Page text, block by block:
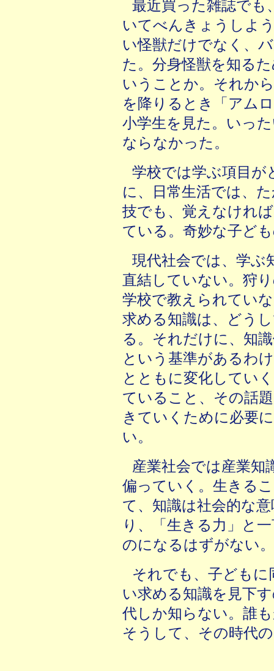
最近買った雑誌で
いてべんきょうしよ
い怪獣だけでなく、
た。分身怪獣を知る
いうことか。それか
を降りるとき「アム
小学生を見た。いっ
ならなかった。
学校では学ぶ項目
に、日常生活では、
技でも、覚えなけれ
ている。奇妙な子ど
現代社会では、学ぶ
直結していない。狩
学校で教えられてい
求める知識は、どう
る。それだけに、知
という基準があるわ
とともに変化してい
ていること、その話
きていくために必要
い。
産業社会では産業知
偏っていく。生きる
て、知識は社会的な
り、「生きる力」と
のになるはずがない。
それでも、子ども
い求める知識を見下
代しか知らない。誰
そうして、その時代